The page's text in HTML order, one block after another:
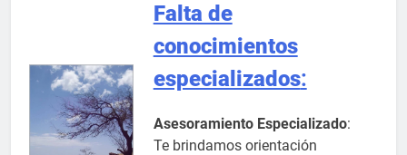
Falta de
conocimientos
especializados:
Asesoramiento Especializado:
Te brindamos orientación